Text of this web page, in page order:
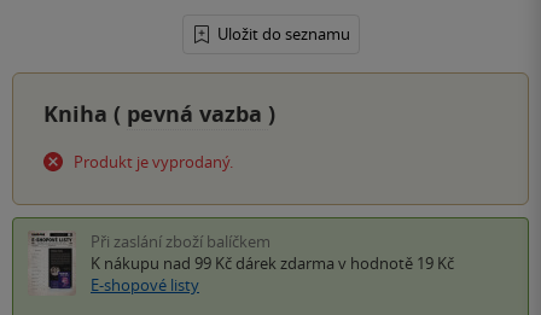
Uložit do seznamu
Kniha ( pevná vazba )
Produkt je vyprodaný.
Při zaslání zboží balíčkem
K nákupu nad 99 Kč dárek zdarma v hodnotě 19 Kč
E-shopové listy